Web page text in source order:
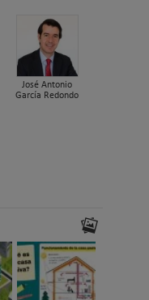
José Antonio
García Redondo